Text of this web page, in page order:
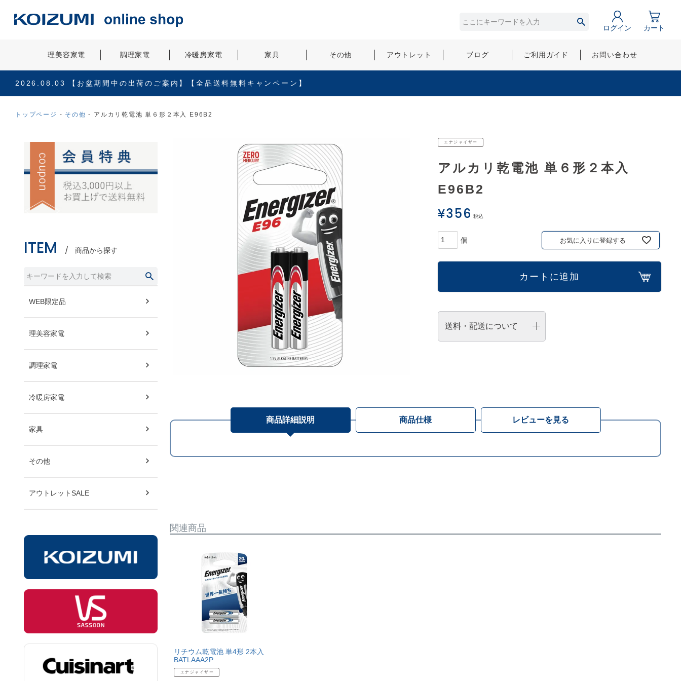
ログイン カート
理美容家電 調理家電 冷暖房家電 家具 その他 アウトレット ブログ ご利用ガイド お問い合わせ
2026.08.03 【お盆期間中の出荷のご案内】【全品送料無料キャンペーン】
トップページ その他 アルカリ乾電池 単６形２本入 E96B2
ITEM 商品から探す
WEB限定品
理美容家電
調理家電
冷暖房家電
家具
その他
アウトレットSALE
エナジャイザー
アルカリ乾電池 単６形２本入
E96B2
¥356 税込
お気に入りに登録する
カートに追加
送料・配送について
商品詳細説明 商品仕様
この商品について問い合わせ
レビューを見る
関連商品
リチウム乾電池 単4形 2本入
BATLAAA2P
エナジャイザー